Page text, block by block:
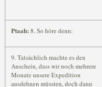
Ptaah: 8. So höre denn:
9. Tatsächlich machte es den
Anschein, dass wir noch mehrere
Monate unsere Expedition
ausdehnen müssten, doch dann